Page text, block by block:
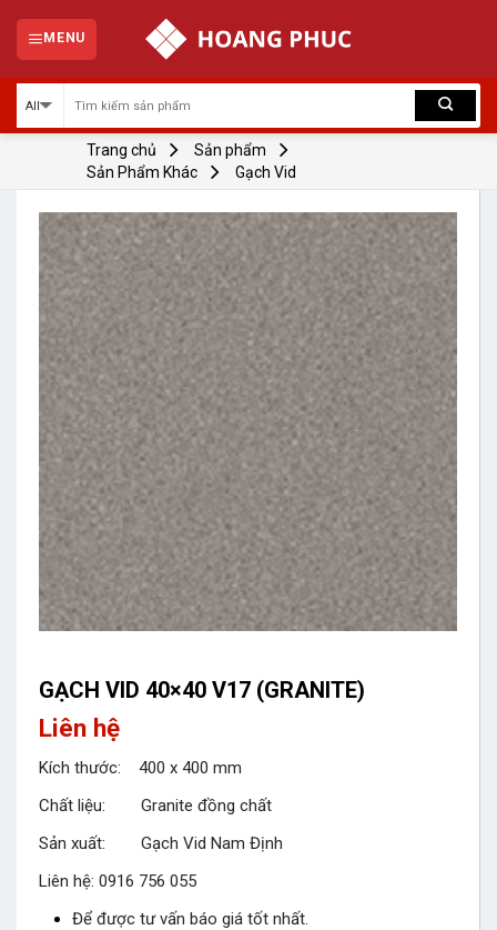
content
MENU
Trang chủ
Sản phẩm
Sản Phẩm Khác
Gạch Vid
GẠCH VID 40×40 V17 (GRANITE)
Liên hệ
Kích thước: 400 x 400 mm
Chất liệu: Granite đồng chất
Sản xuất: Gạch Vid Nam Định
Liên hệ: 0916 756 055
Để được tư vấn báo giá tốt nhất.